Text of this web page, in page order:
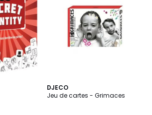
DJECO
Jeu de cartes - Grimaces